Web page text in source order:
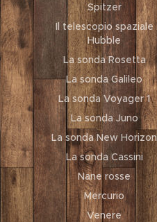
Spitzer
Il telescopio spaziale
Hubble
La sonda Rosetta
La sonda Galileo
La sonda Voyager 1
La sonda Juno
La sonda New Horizon
La sonda Cassini
Nane rosse
Mercurio
Venere